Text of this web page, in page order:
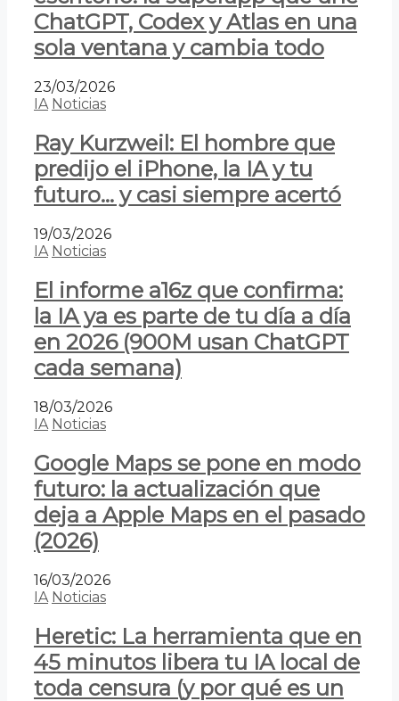
ChatGPT, Codex y Atlas en una
sola ventana y cambia todo
23/03/2026
IA Noticias
Ray Kurzweil: El hombre que
predijo el iPhone, la IA y tu
futuro… y casi siempre acertó
19/03/2026
IA Noticias
El informe a16z que confirma:
la IA ya es parte de tu día a día
en 2026 (900M usan ChatGPT
cada semana)
18/03/2026
IA Noticias
Google Maps se pone en modo
futuro: la actualización que
deja a Apple Maps en el pasado
(2026)
16/03/2026
IA Noticias
Heretic: La herramienta que en
45 minutos libera tu IA local de
toda censura (y por qué es un